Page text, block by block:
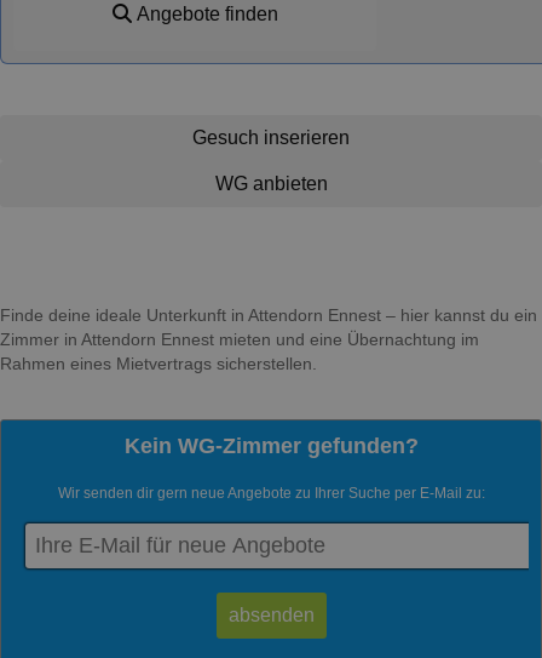
Angebote finden
Gesuch inserieren
WG anbieten
Finde deine ideale Unterkunft in Attendorn Ennest – hier kannst du ein
Zimmer in Attendorn Ennest mieten und eine Übernachtung im
Rahmen eines Mietvertrags sicherstellen.
Kein WG-Zimmer gefunden?
Wir senden dir gern neue Angebote zu Ihrer Suche per E-Mail zu: